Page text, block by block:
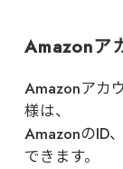
Amazonア
Amazonアカ
様は、
AmazonのID
できます。